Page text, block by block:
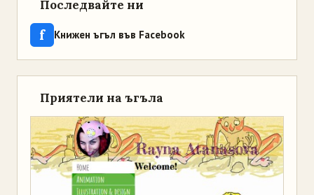
Последвайте ни
f Книжен ъгъл във Facebook
Приятели на ъгъла